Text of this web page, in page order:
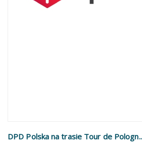
DPD Polska na trasie Tour de